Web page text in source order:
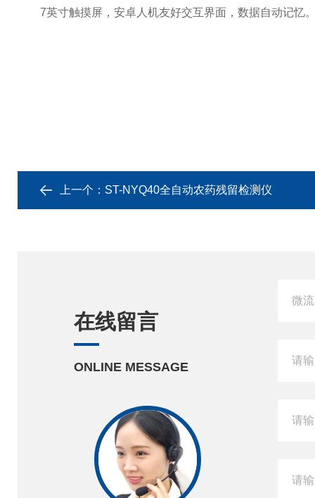
7英寸触摸屏，安卓人机友好交互界面，数据自动记忆
上一个： ST-NYQ40全自动农药残留检测仪
在线留言
ONLINE MESSAGE